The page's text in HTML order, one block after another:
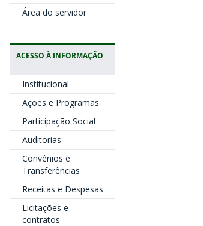
Área do servidor
ACESSO À INFORMAÇÃO
Institucional
Ações e Programas
Participação Social
Auditorias
Convênios e
Transferências
Receitas e Despesas
Licitações e
contratos